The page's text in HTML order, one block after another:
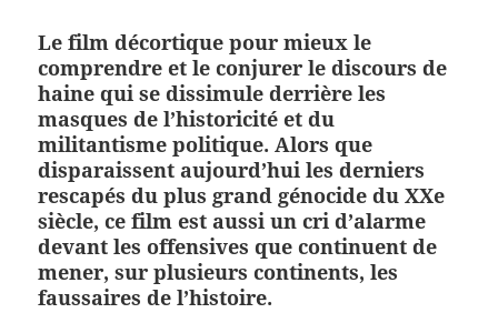
Le film décortique pour mieux le
comprendre et le conjurer le discours de
haine qui se dissimule derrière les
masques de l’historicité et du
militantisme politique. Alors que
disparaissent aujourd’hui les derniers
rescapés du plus grand génocide du XXe
siècle, ce film est aussi un cri d’alarme
devant les offensives que continuent de
mener, sur plusieurs continents, les
faussaires de l’histoire.